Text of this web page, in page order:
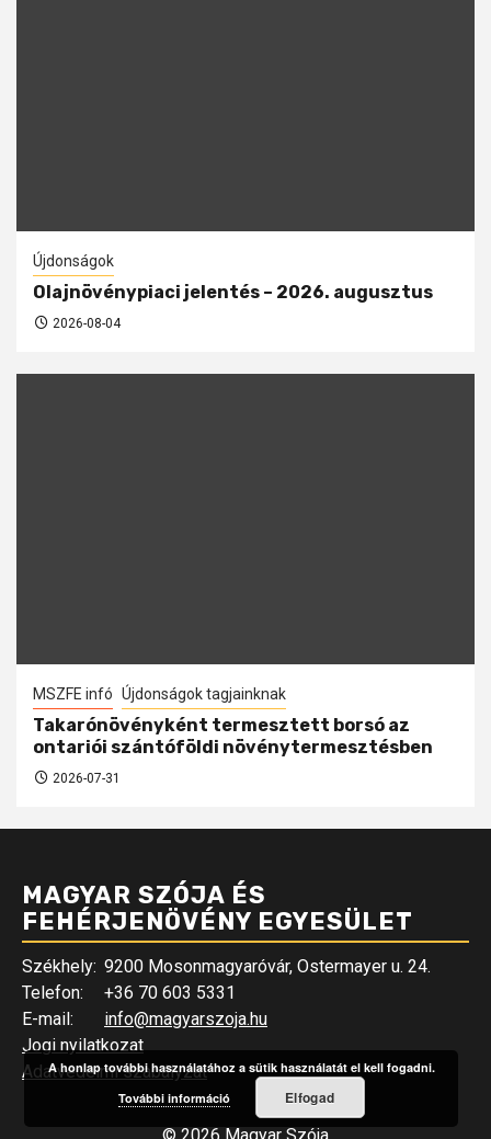
Újdonságok
Olajnövénypiaci jelentés – 2026. augusztus
2026-08-04
MSZFE infó Újdonságok tagjainknak
Takarónövényként termesztett borsó az
ontariói szántóföldi növénytermesztésben
2026-07-31
MAGYAR SZÓJA ÉS
FEHÉRJENÖVÉNY EGYESÜLET
Székhely: 9200 Mosonmagyaróvár, Ostermayer u. 24.
Telefon:
+36 70 603 5331
E-mail:
info@magyarszoja.hu
Jogi nyilatkozat
Adatvédelmi szabályzat
© 2026 Magyar Szója
A honlap további használatához a sütik használatát el kell fogadni.
További információ
Elfogad